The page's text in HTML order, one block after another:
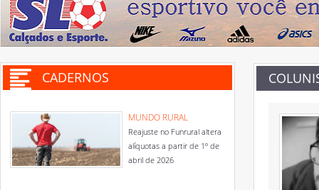
CADERNOS
MUNDO RURAL
Reajuste no Funrural altera
alíquotas a partir de 1º de
abril de 2026